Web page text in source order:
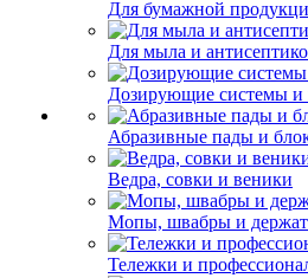
Для бумажной
Для мыла и
Дозирующие системы
Абразивные пады и
Ведра, совки и веники
Мопы, швабры и
Тележки и